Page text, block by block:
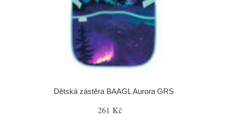
Dětská zástěra BAAGL Aurora GRS
261 Kč